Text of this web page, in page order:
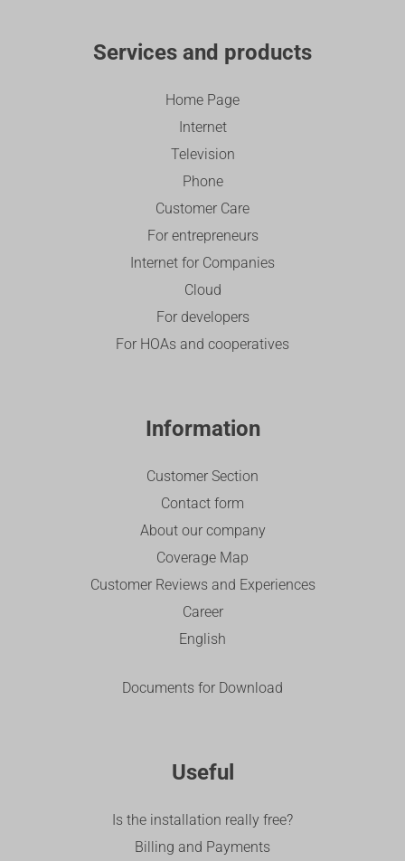
Services and products
Home Page
Internet
Television
Phone
Customer Care
For entrepreneurs
Internet for Companies
Cloud
For developers
For HOAs and cooperatives
Information
Customer Section
Contact form
About our company
Coverage Map
Customer Reviews and Experiences
Career
English
Documents for Download
Useful
Is the installation really free?
Billing and Payments